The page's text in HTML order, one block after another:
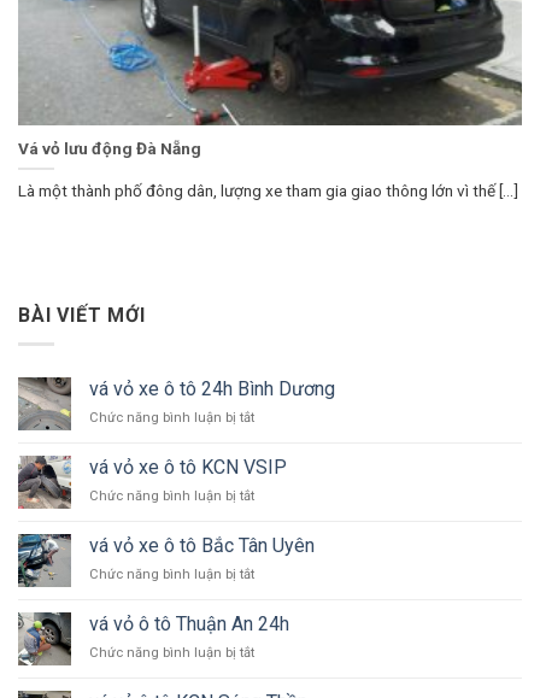
Vá vỏ lưu động Đà Nẵng
Là một thành phố đông dân, lượng xe tham gia giao thông lớn vì thế [...]
BÀI VIẾT MỚI
vá vỏ xe ô tô 24h Bình Dương
Chức năng bình luận bị tắtở
vỏ
xe
ô
24h
Dương
vá vỏ xe ô tô KCN VSIP
Chức năng bình luận bị tắtở
vỏ
xe
ô
KCN
vá vỏ xe ô tô Bắc Tân Uyên
Chức năng bình luận bị tắtở
vỏ
xe
ô
vá vỏ ô tô Thuận An 24h
Chức năng bình luận bị tắtở